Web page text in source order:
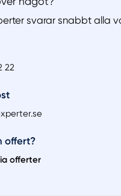
svarar snabbt alla
22
offert?
offerter